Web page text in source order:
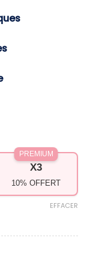
:
€
X3
10% OFFERT
PREMIUM
EFFACER